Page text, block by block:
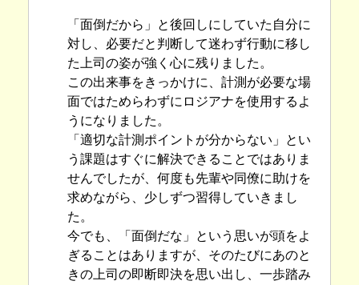
「面倒だから」と後回しにしていた自分に
対し、必要だと判断して迷わず行動に移し
た上司の姿が強く心に残りました。
この出来事をきっかけに、計測が必要な場
面ではためらわずにロジアナを使用するよ
うになりました。
「適切な計測ポイントが分からない」とい
う課題はすぐに解決できることではありま
せんでしたが、何度も先輩や同僚に助けを
求めながら、少しずつ習得していきまし
た。
今でも、「面倒だな」という思いが頭をよ
ぎることはありますが、そのたびにあのと
きの上司の即断即決を思い出し、一歩踏み